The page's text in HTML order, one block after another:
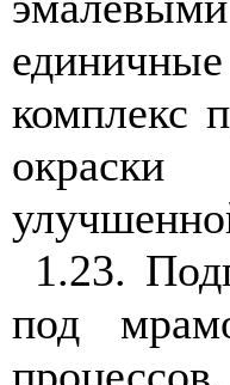
комплекс
окраски
1.23.
под